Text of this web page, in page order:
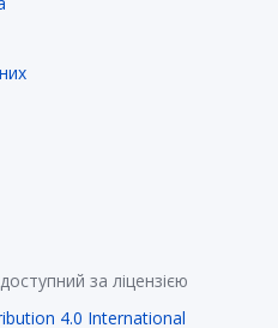
за ліцензією
4.0 International